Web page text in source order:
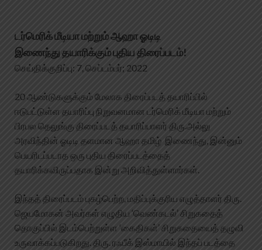
டர்மெரிக் மீடியா மற்றும் ஆஹா ஓடிடி
இணைந்துதயாரிக்கும் புதிய திரைப்படம்!
செய்திக்குறிப்பு: 7, செப்டம்பர்; 2022
20 ஆண்டுகளுக்கும் மேலாக திரைப்படத் தயாரிப்பில்
ஈடுபட்டுள்ள தயாரிப்பு நிறுவனமான டர்மெரிக் மீடியா மற்றும்
பிரபல தெலுங்கு திரைப்படத் தயாரிப்பாளர் திரு.அல்லு
அரவிந்தின் ஓடிடி தளமான ஆஹா தமிழ் இணைந்து, இன்னும்
பெயரிடப்படாத ஒரு புதிய திரைப்படத்தைத்
தயாரிக்கவிருப்பதாக இன்று அறிவித்துள்ளார்கள்.
இந்தத் திரைப்படம் புகழ்பெற்ற, மதிப்புக்குரிய எழுத்தாளர் திரு.
ஜெயமோகன் அவர்கள் எழுதிய ‘வெண்கடல்’ சிறுகதைத்
தொகுப்பில் இடம்பெற்றுள்ள ‘கைதிகள்’ சிறுகதையைத் தழுவி
உருவாக்கப்படுகிறது. திரு. ரஃபீக் இஸ்மாயில் இந்தப் படத்தை